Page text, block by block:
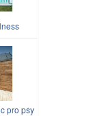
pro psy